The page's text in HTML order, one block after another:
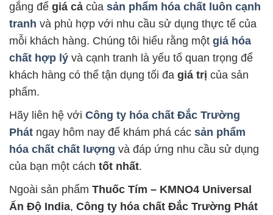
gắng để giá cả của sản phẩm hóa chất luôn cạnh
tranh và phù hợp với nhu cầu sử dụng thực tế của
mỗi khách hàng. Chúng tôi hiểu rằng một giá hóa
chất hợp lý và cạnh tranh là yếu tố quan trọng để
khách hàng có thể tận dụng tối đa giá trị của sản
phẩm.
Hãy liên hệ với Công ty hóa chất Đắc Trường
Phát ngay hôm nay để khám phá các sản phẩm
hóa chất chất lượng và đáp ứng nhu cầu sử dụng
của bạn một cách tốt nhất.
Ngoài sản phẩm Thuốc Tím – KMNO4 Universal
Ấn Độ India, Công ty hóa chất Đắc Trường Phát